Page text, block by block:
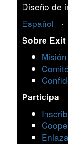
Diseño de
Español ·
Sobre Exit
Misión
Participa